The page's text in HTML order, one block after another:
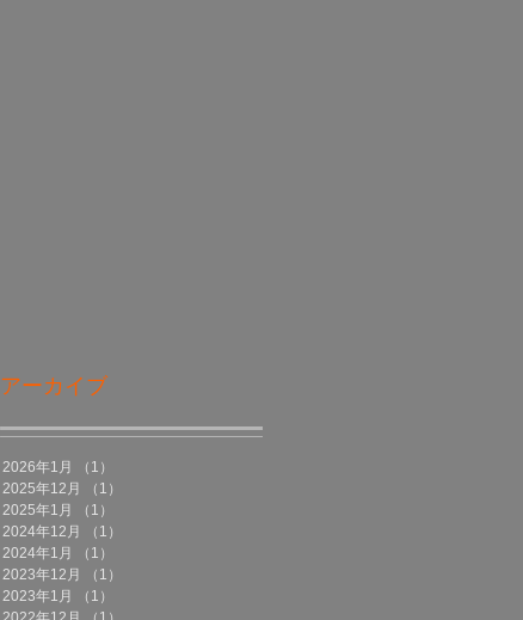
アーカイブ
2026年1月 （1）
2025年12月
（1）
2025年1月
（1）
2024年12月
（1）
2024年1月
（1）
2023年12月
（1）
2023年1月
（1）